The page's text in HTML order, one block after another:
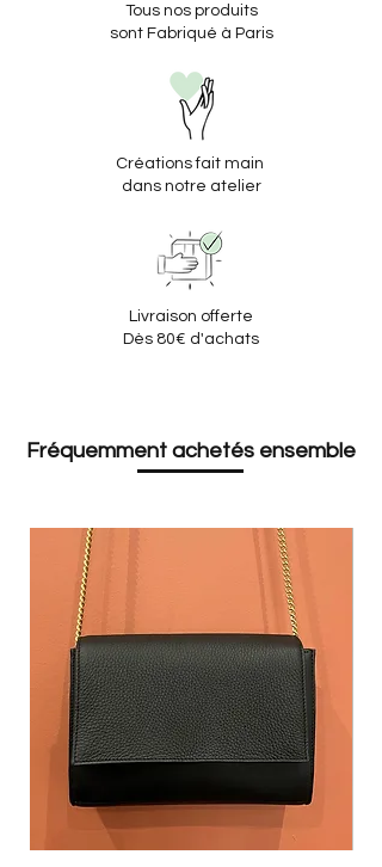
amovible avec mousquetons.
Tous nos produits
sont Fabriqué à Paris
Créations fait main
dans notre atelier
Livraison offerte
Dès 80€ d'achats
Fréquemment achetés ensemble